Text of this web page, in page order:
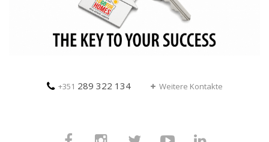
+351 289 322 134 Weitere Kontakte